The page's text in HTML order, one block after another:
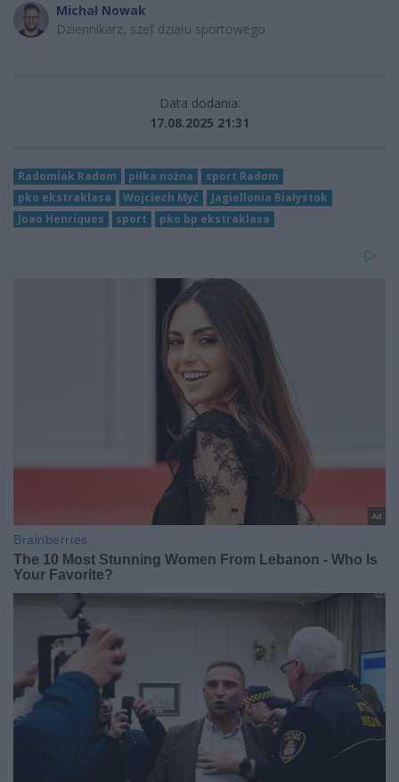
Michał Nowak
Dziennikarz, szef działu sportowego
Data dodania:
17.08.2025 21:31
Radomiak Radom piłka nożna
sport Radom
pko ekstraklasa
Wojciech Myć
Jagiellonia Białystok
Joao Henriques
sport pko bp ekstraklasa